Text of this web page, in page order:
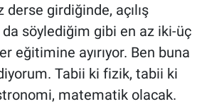
girdiğinde, açılış
söylediğim gibi en az iki-üç
eğitimine ayırıyor. Ben buna
Tabii ki fizik, tabii ki
matematik olacak.